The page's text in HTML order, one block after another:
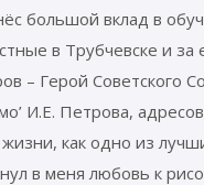
большой вклад в
в Трубчевске и
– Герой Советского
И.Е. Петрова,
жизни, как одно из
в меня любовь к